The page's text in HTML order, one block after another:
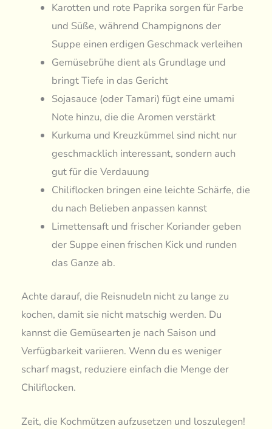
Karotten und rote Paprika sorgen für Farbe
und Süße, während Champignons der
Suppe einen erdigen Geschmack verleihen
Gemüsebrühe dient als Grundlage und
bringt Tiefe in das Gericht
Sojasauce (oder Tamari) fügt eine umami
Note hinzu, die die Aromen verstärkt
Kurkuma und Kreuzkümmel sind nicht nur
geschmacklich interessant, sondern auch
gut für die Verdauung
Chiliflocken bringen eine leichte Schärfe, die
du nach Belieben anpassen kannst
Limettensaft und frischer Koriander geben
der Suppe einen frischen Kick und runden
das Ganze ab.
Achte darauf, die Reisnudeln nicht zu lange zu
kochen, damit sie nicht matschig werden. Du
kannst die Gemüsearten je nach Saison und
Verfügbarkeit variieren. Wenn du es weniger
scharf magst, reduziere einfach die Menge der
Chiliflocken.
Zeit, die Kochmützen aufzusetzen und loszulegen!